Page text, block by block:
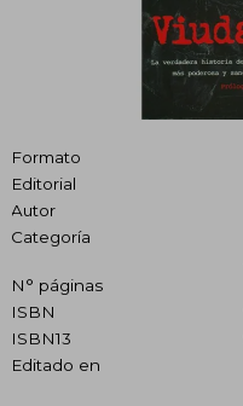
Formato
Editorial
Autor
Categoría
N° páginas
ISBN
ISBN13
Editado en